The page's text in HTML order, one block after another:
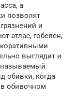
а
позволят
и
атлас, гобелен,
выглядит и
называемый
обивки, когда
обивочном